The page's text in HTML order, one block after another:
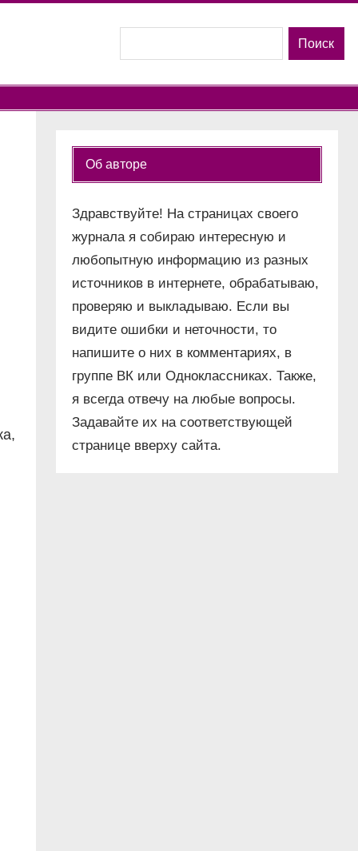
Поиск
Об авторе
Здравствуйте! На страницах своего
журнала я собираю интересную и
любопытную информацию из разных
источников в интернете, обрабатываю,
проверяю и выкладываю. Если вы
видите ошибки и неточности, то
напишите о них в комментариях, в
группе ВК или Одноклассниках. Также,
я всегда отвечу на любые вопросы.
Задавайте их на соответствующей
странице вверху сайта.